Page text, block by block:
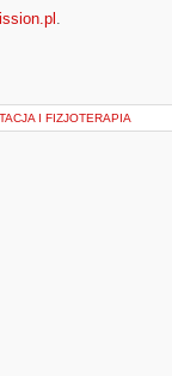
.
I FIZJOTERAPIA